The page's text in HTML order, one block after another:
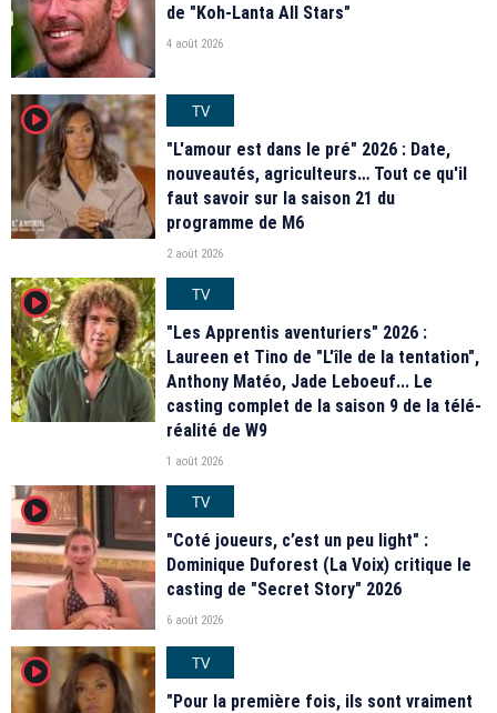
de "Koh-Lanta All Stars"
4 août 2026
player2
TV
"L'amour est dans le pré" 2026 : Date,
nouveautés, agriculteurs… Tout ce qu'il
faut savoir sur la saison 21 du
programme de M6
2 août 2026
player2
TV
"Les Apprentis aventuriers" 2026 :
Laureen et Tino de "L'île de la tentation",
Anthony Matéo, Jade Leboeuf... Le
casting complet de la saison 9 de la télé-
réalité de W9
1 août 2026
player2
TV
"Coté joueurs, c’est un peu light" :
Dominique Duforest (La Voix) critique le
casting de "Secret Story" 2026
6 août 2026
player2
TV
"Pour la première fois, ils sont vraiment